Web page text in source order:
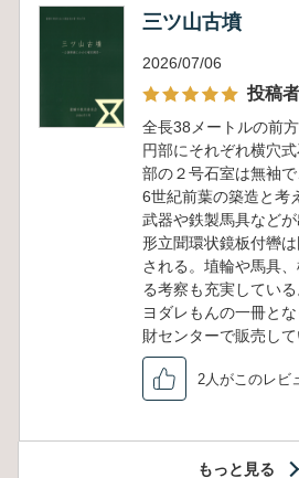
三ツ山古墳
2026/07/06
投稿
全長38メートルの前
円部にそれぞれ横穴
部の２号石室は無袖
6世紀前葉の築造と考
武器や鉄製馬具など
形立聞環状鏡板付轡
される。埴輪や馬具
る考察も充実してい
ヨダレもんの一冊と
財センターで販売して
2人がこのレビ
もっと見る